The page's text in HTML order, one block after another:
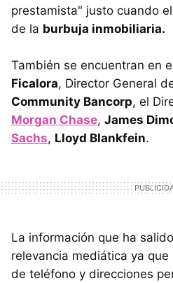
prestamista" justo cuando
de la burbuja inmobiliaria.
También se encuentran en
Ficalora, Director General
Community Bancorp, el
Morgan Chase, James
Sachs, Lloyd Blankfein.
La información que ha
relevancia mediática ya
de teléfono y direcciones